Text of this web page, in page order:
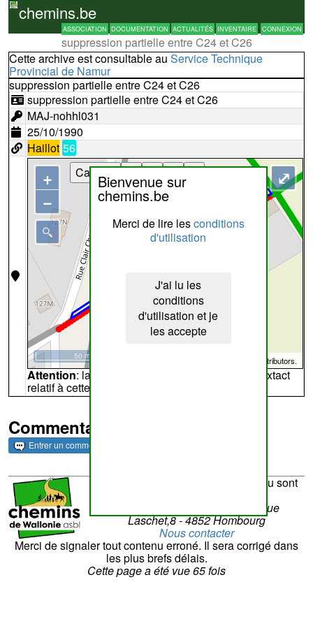
chemins.be
ASSOCIATION DOCUMENTATION ACTUALITÉS INVENTAIRE CONNEXION
suppression partielle entre C24 et C26
Bienvenue sur
chemins.be
Merci de lire lesconditions
d'utilisation
J'ai lu les
conditions
d'utilisation et je
les accepte
Cette archive est consultable au Service Technique
Provincial de Namur
suppression partielle entre C24 et C26
suppression partielle entre C24 et C26
MAJ-nohhl031
25/10/1990
Haillot 56
contributors.
50 m
+
−
⤢
Cartes
Attention: la carte peut ne pas refléter l'endroit extact
relatif à cette archive
Commentaires et archives
Entrer un commentaire
La réalisation du site et son contenu sont
- Rue
Laschet,8 - 4852 Hombourg
Nous contacter
Merci de signaler tout contenu erroné. Il sera corrigé dans
les plus brefs délais.
Cette page a été vue65fois